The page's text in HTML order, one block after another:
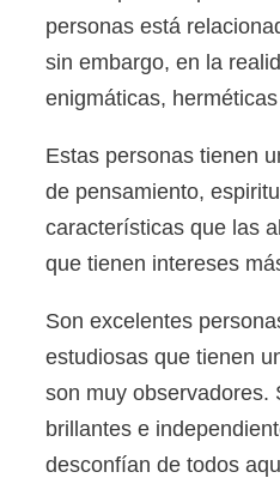
personas está
sin embargo, en la
enigmáticas,
Estas personas tienen
de pensamiento,
características que las
que tienen intereses
Son excelentes
estudiosas que tienen
son muy observadores.
brillantes e
desconfían de todos